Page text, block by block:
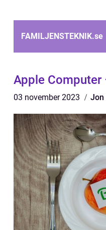
FAMILJENSTEKNIK.se
Apple Computer
03 november 2023 Jon